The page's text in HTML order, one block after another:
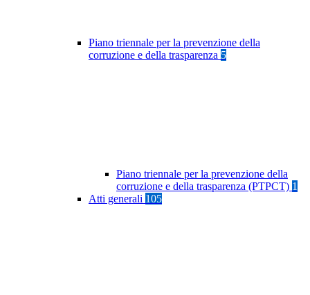
Piano triennale per la prevenzione della
corruzione e della trasparenza 5
Piano triennale per la prevenzione della
corruzione e della trasparenza (PTPCT) 1
Atti generali 105